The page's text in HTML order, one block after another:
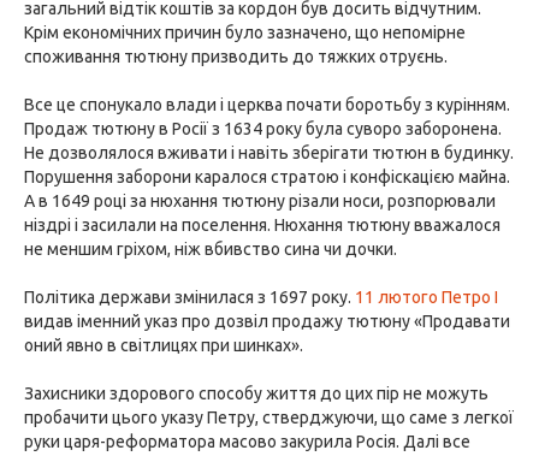
загальний відтік коштів за кордон був досить відчутним.
Крім економічних причин було зазначено, що непомірне
споживання тютюну призводить до тяжких отруєнь.
Все це спонукало влади і церква почати боротьбу з курінням.
Продаж тютюну в Росії з 1634 року була суворо заборонена.
Не дозволялося вживати і навіть зберігати тютюн в будинку.
Порушення заборони каралося стратою і конфіскацією майна.
А в 1649 році за нюхання тютюну різали носи, розпорювали
ніздрі і засилали на поселення. Нюхання тютюну вважалося
не меншим гріхом, ніж вбивство сина чи дочки.
Політика держави змінилася з 1697 року. 11 лютого Петро I
видав іменний указ про дозвіл продажу тютюну «Продавати
оний явно в світлицях при шинках».
Захисники здорового способу життя до цих пір не можуть
пробачити цього указу Петру, стверджуючи, що саме з легкої
руки царя-реформатора масово закурила Росія. Далі все